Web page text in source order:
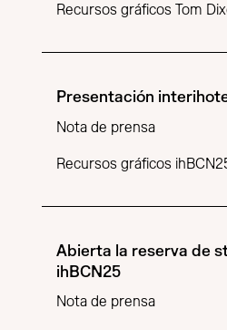
Recursos gráficos Tom
Presentación
Nota de prensa
Recursos gráficos
Abierta la reserva de
ihBCN25
Nota de prensa